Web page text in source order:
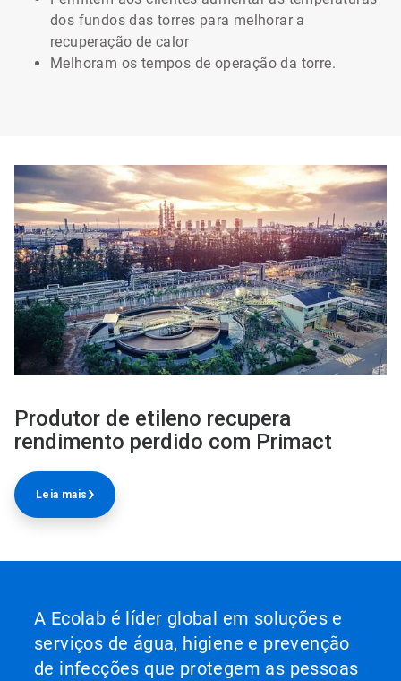
dos fundos das torres para melhorar a
recuperação de calor
Melhoram os tempos de operação da torre.
Produtor de etileno recupera
rendimento perdido com Primact
Leia mais
A Ecolab é líder global em soluções e
serviços de água, higiene e prevenção
de infecções que protegem as pessoas